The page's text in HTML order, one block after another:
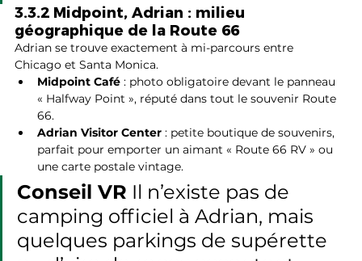
3.3.2 Midpoint, Adrian : milieu
géographique de la Route 66
Adrian se trouve exactement à mi-parcours entre
Chicago et Santa Monica.
Midpoint Café : photo obligatoire devant le panneau
« Halfway Point », réputé dans tout le souvenir Route
66.
Adrian Visitor Center : petite boutique de souvenirs,
parfait pour emporter un aimant « Route 66 RV » ou
une carte postale vintage.
Conseil VR Il n’existe pas de
camping officiel à Adrian, mais
quelques parkings de supérette